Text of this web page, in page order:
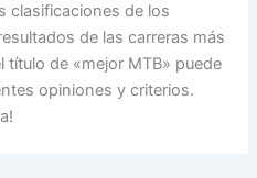
clasificaciones de los
de las carreras más
título de «mejor MTB» puede
opiniones y criterios.